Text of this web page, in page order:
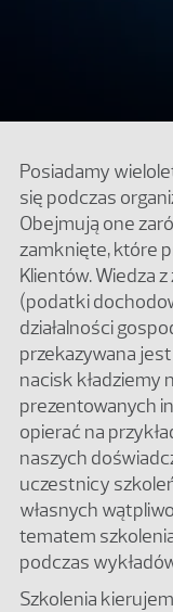
Posiadamy
się podczas
Obejmują one
zamknięte, które
Klientów. Wiedza
(podatki
działalności
przekazywana
nacisk kładziemy
prezentowanych
opierać na
naszych
uczestnicy
własnych
tematem
podczas
Szkolenia